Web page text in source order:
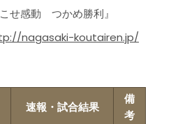
せ感動 つかめ勝利』
nagasaki-koutairen.jp/
速報・試合結果
備
考